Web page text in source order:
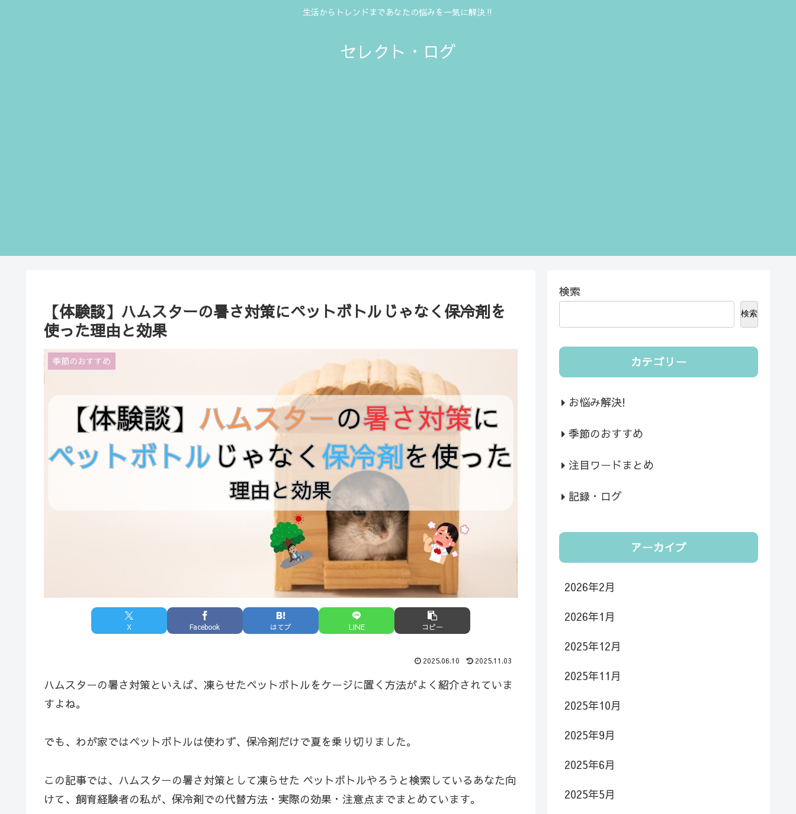
生活からトレンドまであなたの悩みを一気に解決‼
セレクト・ログ
【体験談】ハムスターの暑さ対策にペットボトルじゃなく保冷剤を
使った理由と効果
季節のおすすめ
X Facebook はてブ LINE コピー
2025.06.10 2025.11.03
ハムスターの暑さ対策といえば、凍らせたペットボトルをケージに置く方法がよく紹介されていま
すよね。
でも、わが家ではペットボトルは使わず、保冷剤だけで夏を乗り切りました。
この記事では、ハムスターの暑さ対策として凍らせた ペットボトルやろうと検索しているあなた向
けて、飼育経験者の私が、保冷剤での代替方法・実際の効果・注意点までまとめています。
検索
検索
カテゴリー
お悩み解決!
季節のおすすめ
注目ワードまとめ
記録・ログ
アーカイブ
2026年2月
2026年1月
2025年12月
2025年11月
2025年10月
2025年9月
2025年6月
2025年5月